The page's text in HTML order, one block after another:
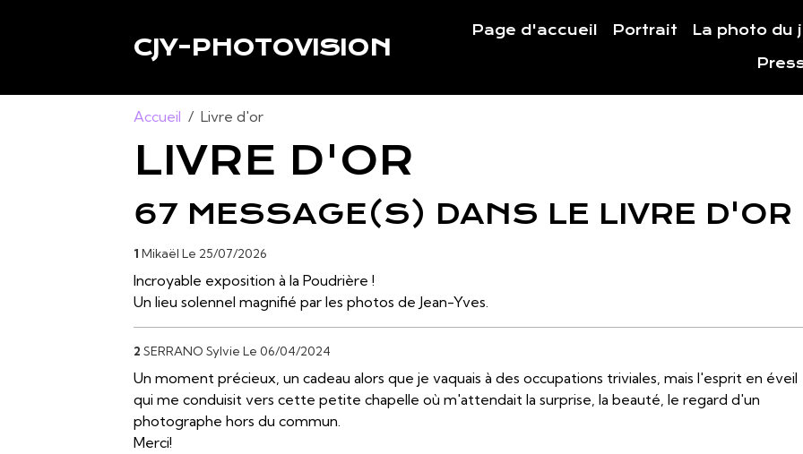
CJY-PHOTOVISION
Page d'accueil Portrait La photo du
Accueil Livre d'or
LIVRE D'OR
67 MESSAGE(S) DANS LE LIVRE D'OR
1 Mikaël Le 25/07/2026
Incroyable exposition à la Poudrière !
Un lieu solennel magnifié par les photos de Jean-Yves.
2 SERRANO Sylvie Le 06/04/2024
Un moment précieux, un cadeau alors que je vaquais à des occupations triviales, mais l'esprit en éveil
qui me conduisit vers cette petite chapelle où m'attendait la surprise, la beauté, le regard d'un
photographe hors du commun.
Merci!